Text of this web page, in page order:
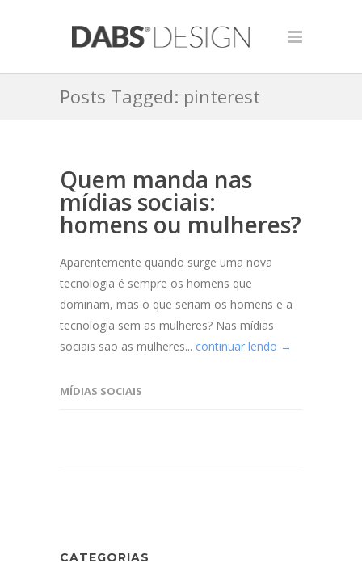
Posts Tagged: pinterest
Quem manda nas
mídias sociais:
homens ou mulheres?
Aparentemente quando surge uma nova
tecnologia é sempre os homens que
dominam, mas o que seriam os homens e a
tecnologia sem as mulheres? Nas mídias
sociais são as mulheres... continuar lendo →
MÍDIAS SOCIAIS
CATEGORIAS